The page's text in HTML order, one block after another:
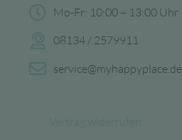
Mo-Fr: 10:00 – 13:00 Uhr
08134 / 2579911
service@myhappyplace.de